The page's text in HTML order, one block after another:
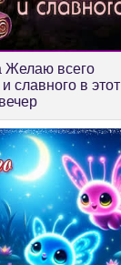
Желаю всего
славного в этот
вечер